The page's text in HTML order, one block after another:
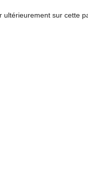
ultérieurement sur cette